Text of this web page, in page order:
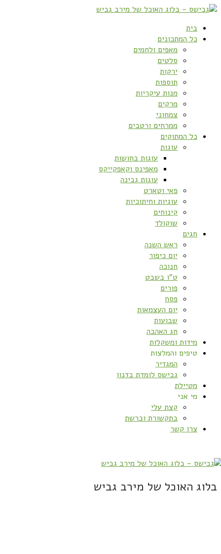
בית
כל המתכונים
מאפים ולחמים
סלטים
ירקות
תוספות
מנות עיקריות
מרקים
צמחוני
ממרחים ורטבים
כל המתוקים
עוגות
עוגות בחושות
מאפינס וקאפקייקס
עוגות גבינה
פאי וטארט
עוגיות וחיתוכיות
קינוחים
שוקולד
חגים
ראש השנה
יום כיפור
חנוכה
ט”ו בשבט
פורים
פסח
יום העצמאות
שבועות
חג האהבה
מידות ומשקלות
טיפים והמלצות
המגדיר
גבישס לומדת בדנון
מטיילת
מי אני
קצת עלי
בתקשורת וברשת
צרו קשר
בלוג האוכל של מירב גביש